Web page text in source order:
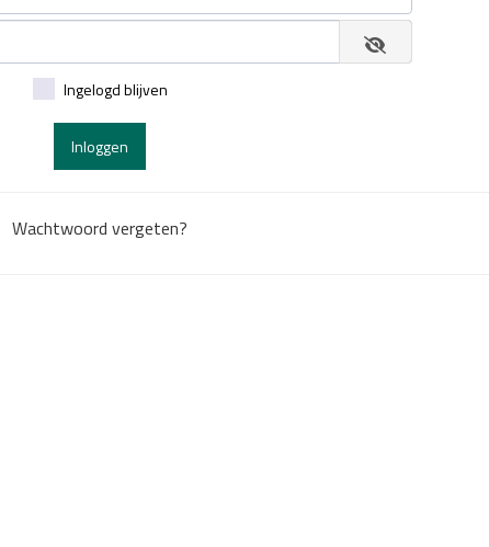
Ingelogd blijven
Inloggen
Wachtwoord vergeten?